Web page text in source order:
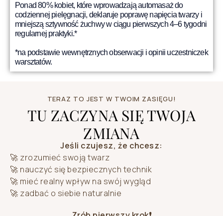
Ponad 80% kobiet, które wprowadzają automasaż do
codziennej pielęgnacji, deklaruje poprawę napięcia twarzy i
mniejszą sztywność żuchwy w ciągu pierwszych 4–6 tygodni
regularnej praktyki.*
*na podstawie wewnętrznych obserwacji i opinii uczestniczek
warsztatów.
TERAZ TO JEST W TWOIM ZASIĘGU!
TU ZACZYNA SIĘ TWOJA
ZMIANA
Jeśli czujesz, że chcesz:
🚀 zrozumieć swoją twarz
🚀 nauczyć się bezpiecznych technik
🚀 mieć realny wpływ na swój wygląd
🚀 zadbać o siebie naturalnie